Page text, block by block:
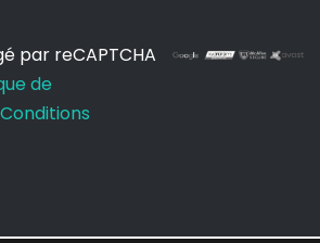
par reCAPTCHA
de
Conditions